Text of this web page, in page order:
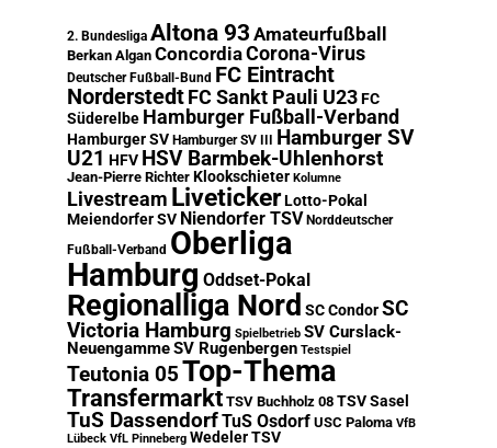
2. Bundesliga Altona 93 Amateurfußball
Berkan Algan ConcordiaCorona-Virus
Deutscher Fußball-Bund FC Eintracht
Norderstedt FC Sankt Pauli U23FC
Süderelbe Hamburger Fußball-Verband
Hamburger SV Hamburger SV III
Hamburger SV
U21 HFV HSV Barmbek-Uhlenhorst
Jean-Pierre Richter Klookschieter Kolumne
Livestream LivetickerLotto-Pokal
Meiendorfer SV Niendorfer TSV Norddeutscher
Fußball-Verband Oberliga
Hamburg Oddset-Pokal
Regionalliga Nord SC CondorSC
Victoria Hamburg Spielbetrieb SV Curslack-
NeuengammeSV Rugenbergen Testspiel
Teutonia 05Top-Thema
Transfermarkt TSV Buchholz 08 TSV Sasel
TuS DassendorfTuS Osdorf USC Paloma VfB
Lübeck VfL Pinneberg Wedeler TSV